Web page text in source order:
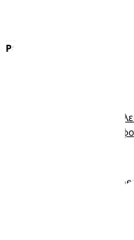
Pampers
Ποιότητα και
Κουπόνια και
Σχετικά με τα Pampers